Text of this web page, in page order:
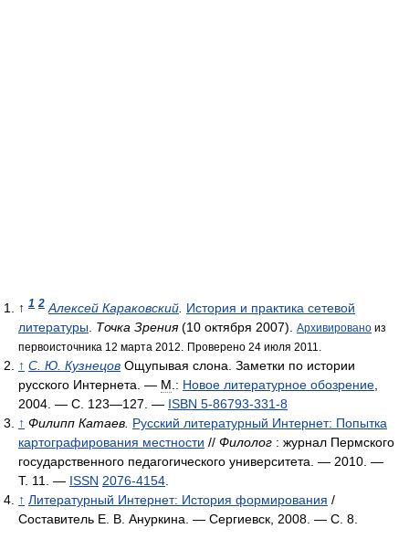
↑ 1 2 Алексей Караковский История и практика сетевой
литературы
Точка Зрения(10 октября 2007). Архивировано из
первоисточника 12 марта 2012.
Проверено 24 июля 2011.
↑ С. Ю. Кузнецов Ощупывая слона. Заметки по истории
русского Интернета. — М .: Новое литературное обозрение
2004. — С. 123—127. — ISBN 5-86793-331-8
↑ Филипп Катаев. Русский литературный Интернет: Попытка
картографирования местности // Филолог : журнал Пермского
государственного педагогического университета. — 2010. —
Т. 11. — ISSN 2076-4154
↑ Литературный Интернет: История формирования /
Составитель Е. В. Ануркина. — Сергиевск, 2008. — С. 8.